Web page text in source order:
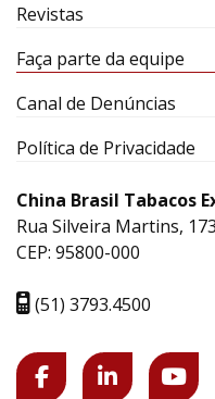
Revistas
Faça parte da equipe
Canal de Denúncias
Política de Privacidade
China Brasil Tabacos
Rua Silveira Martins,
CEP: 95800-000
(51) 3793.4500